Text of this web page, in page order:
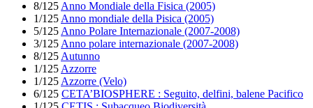
8/125 Anno Mondiale della Fisica (2005)
1/125 Anno mondiale della Pisica (2005)
5/125 Anno Polare Internazionale (2007-2008)
3/125 Anno polare internazionale (2007-2008)
8/125 Autunno
1/125 Azzorre
1/125 Azzorre (Velo)
6/125 CETA’BIOSPHERE : Seguito, delfini, balene Pacifico